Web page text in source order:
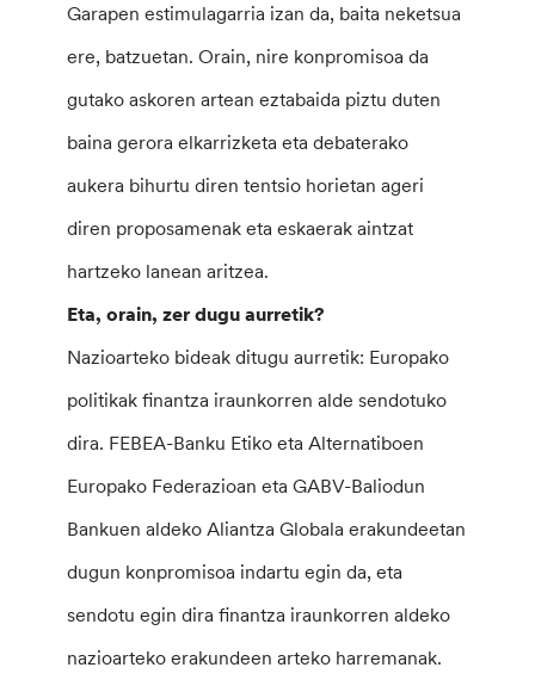
Garapen estimulagarria izan da, baita neketsua
ere, batzuetan. Orain, nire konpromisoa da
gutako askoren artean eztabaida piztu duten
baina gerora elkarrizketa eta debaterako
aukera bihurtu diren tentsio horietan ageri
diren proposamenak eta eskaerak aintzat
hartzeko lanean aritzea.
Eta, orain, zer dugu aurretik?
Nazioarteko bideak ditugu aurretik: Europako
politikak finantza iraunkorren alde sendotuko
dira. FEBEA-Banku Etiko eta Alternatiboen
Europako Federazioan eta GABV-Baliodun
Bankuen aldeko Aliantza Globala erakundeetan
dugun konpromisoa indartu egin da, eta
sendotu egin dira finantza iraunkorren aldeko
nazioarteko erakundeen arteko harremanak.